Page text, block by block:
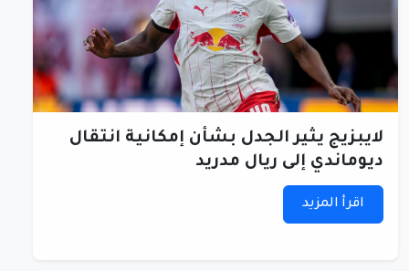
لايبزيج يثير الجدل بشأن إمكانية انتقال
ديوماندي إلى ريال مدريد
اقرأ المزيد